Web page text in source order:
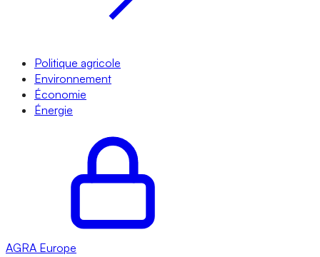
Politique agricole
Environnement
Économie
Énergie
AGRA Europe